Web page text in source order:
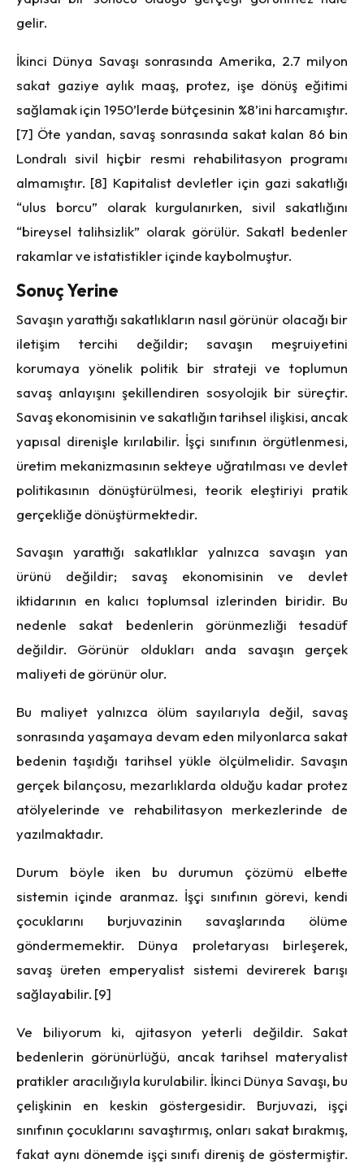
gelir.
İkinci Dünya Savaşı sonrasında Amerika, 2.7 milyon
sakat gaziye aylık maaş, protez, işe dönüş eğitimi
sağlamak için 1950’lerde bütçesinin %8’ini harcamıştır.
[7] Öte yandan, savaş sonrasında sakat kalan 86 bin
Londralı sivil hiçbir resmi rehabilitasyon programı
almamıştır. [8] Kapitalist devletler için gazi sakatlığı
“ulus borcu” olarak kurgulanırken, sivil sakatlığını
“bireysel talihsizlik” olarak görülür. Sakatl bedenler
rakamlar ve istatistikler içinde kaybolmuştur.
Sonuç Yerine
Savaşın yarattığı sakatlıkların nasıl görünür olacağı bir
iletişim tercihi değildir; savaşın meşruiyetini
korumaya yönelik politik bir strateji ve toplumun
savaş anlayışını şekillendiren sosyolojik bir süreçtir.
Savaş ekonomisinin ve sakatlığın tarihsel ilişkisi, ancak
yapısal direnişle kırılabilir. İşçi sınıfının örgütlenmesi,
üretim mekanizmasının sekteye uğratılması ve devlet
politikasının dönüştürülmesi, teorik eleştiriyi pratik
gerçekliğe dönüştürmektedir.
Savaşın yarattığı sakatlıklar yalnızca savaşın yan
ürünü değildir; savaş ekonomisinin ve devlet
iktidarının en kalıcı toplumsal izlerinden biridir. Bu
nedenle sakat bedenlerin görünmezliği tesadüf
değildir. Görünür oldukları anda savaşın gerçek
maliyeti de görünür olur.
Bu maliyet yalnızca ölüm sayılarıyla değil, savaş
sonrasında yaşamaya devam eden milyonlarca sakat
bedenin taşıdığı tarihsel yükle ölçülmelidir. Savaşın
gerçek bilançosu, mezarlıklarda olduğu kadar protez
atölyelerinde ve rehabilitasyon merkezlerinde de
yazılmaktadır.
Durum böyle iken bu durumun çözümü elbette
sistemin içinde aranmaz. İşçi sınıfının görevi, kendi
çocuklarını burjuvazinin savaşlarında ölüme
göndermemektir. Dünya proletaryası birleşerek,
savaş üreten emperyalist sistemi devirerek barışı
sağlayabilir. [9]
Ve biliyorum ki, ajitasyon yeterli değildir. Sakat
bedenlerin görünürlüğü, ancak tarihsel materyalist
pratikler aracılığıyla kurulabilir. İkinci Dünya Savaşı, bu
çelişkinin en keskin göstergesidir. Burjuvazi, işçi
sınıfının çocuklarını savaştırmış, onları sakat bırakmış,
fakat aynı dönemde işçi sınıfı direniş de göstermiştir.